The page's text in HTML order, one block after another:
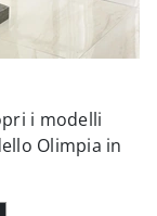
i modelli
Olimpia in